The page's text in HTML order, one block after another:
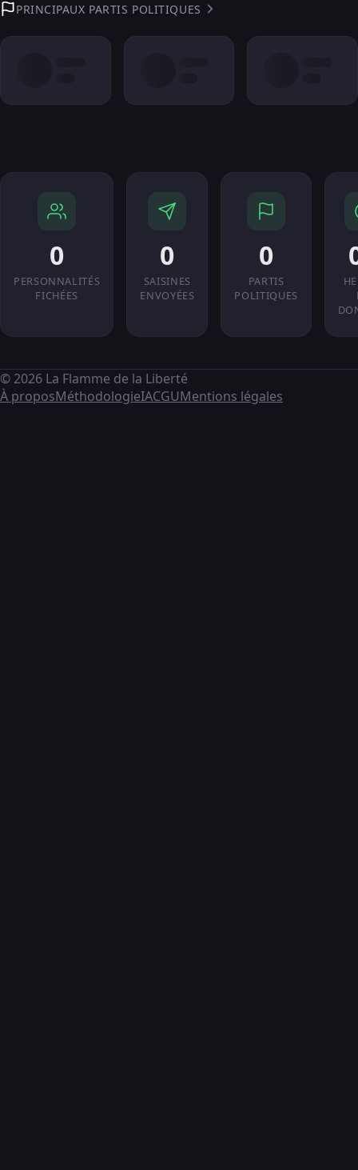
PRINCIPAUX PARTIS POLITIQUES
0
PERSONNALITÉS
FICHÉES
0
SAISINES
ENVOYÉES
0
PARTIS
POLITIQUES
© 2026 La Flamme de la Liberté
À proposMéthodologieIACGUMentions légales